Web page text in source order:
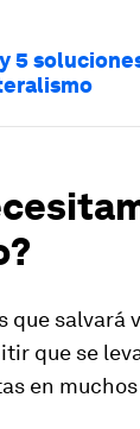
5
que salvará
que se
en